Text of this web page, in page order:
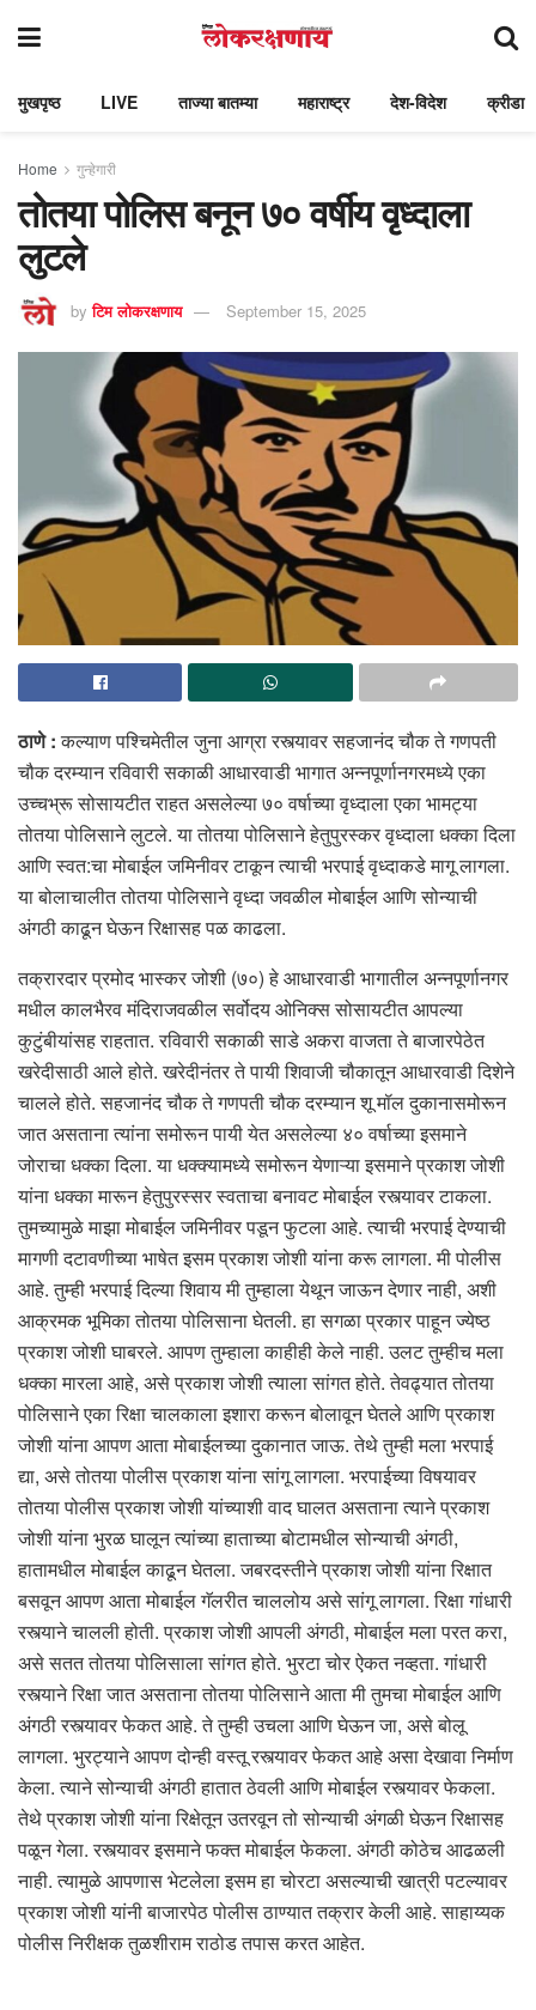
मुखपृष्ठ LIVE ताज्या बातम्या महाराष्ट्र देश-विदेश क्रीडा
Home गुन्हेगारी
तोतया पोलिस बनून ७० वर्षीय वृध्दाला
लुटले
by टिम लोकरक्षणाय September 15, 2025
ठाणे :कल्याण पश्चिमेतील जुना आग्रा रस्त्यावर सहजानंद चौक ते गणपती
चौक दरम्यान रविवारी सकाळी आधारवाडी भागात अन्नपूर्णानगरमध्ये एका
उच्चभ्रू सोसायटीत राहत असलेल्या ७० वर्षाच्या वृध्दाला एका भामट्या
तोतया पोलिसाने लुटले. या तोतया पोलिसाने हेतुपुरस्कर वृध्दाला धक्का दिला
आणि स्वत:चा मोबाईल जमिनीवर टाकून त्याची भरपाई वृध्दाकडे मागू लागला.
या बोलाचालीत तोतया पोलिसाने वृध्दा जवळील मोबाईल आणि सोन्याची
अंगठी काढून घेऊन रिक्षासह पळ काढला.
तक्रारदार प्रमोद भास्कर जोशी (७०) हे आधारवाडी भागातील अन्नपूर्णानगर
मधील कालभैरव मंदिराजवळील सर्वोदय ओनिक्स सोसायटीत आपल्या
कुटुंबीयांसह राहतात. रविवारी सकाळी साडे अकरा वाजता ते बाजारपेठेत
खरेदीसाठी आले होते. खरेदीनंतर ते पायी शिवाजी चौकातून आधारवाडी दिशेने
चालले होते. सहजानंद चौक ते गणपती चौक दरम्यान शू मॉल दुकानासमोरून
जात असताना त्यांना समोरून पायी येत असलेल्या ४० वर्षाच्या इसमाने
जोराचा धक्का दिला. या धक्क्यामध्ये समोरून येणाऱ्या इसमाने प्रकाश जोशी
यांना धक्का मारून हेतुपुरस्सर स्वताचा बनावट मोबाईल रस्त्यावर टाकला.
तुमच्यामुळे माझा मोबाईल जमिनीवर पडून फुटला आहे. त्याची भरपाई देण्याची
मागणी दटावणीच्या भाषेत इसम प्रकाश जोशी यांना करू लागला. मी पोलीस
आहे. तुम्ही भरपाई दिल्या शिवाय मी तुम्हाला येथून जाऊन देणार नाही, अशी
आक्रमक भूमिका तोतया पोलिसाना घेतली. हा सगळा प्रकार पाहून ज्येष्ठ
प्रकाश जोशी घाबरले. आपण तुम्हाला काहीही केले नाही. उलट तुम्हीच मला
धक्का मारला आहे, असे प्रकाश जोशी त्याला सांगत होते. तेवढ्यात तोतया
पोलिसाने एका रिक्षा चालकाला इशारा करून बोलावून घेतले आणि प्रकाश
जोशी यांना आपण आता मोबाईलच्या दुकानात जाऊ. तेथे तुम्ही मला भरपाई
द्या, असे तोतया पोलीस प्रकाश यांना सांगू लागला. भरपाईच्या विषयावर
तोतया पोलीस प्रकाश जोशी यांच्याशी वाद घालत असताना त्याने प्रकाश
जोशी यांना भुरळ घालून त्यांच्या हाताच्या बोटामधील सोन्याची अंगठी,
हातामधील मोबाईल काढून घेतला. जबरदस्तीने प्रकाश जोशी यांना रिक्षात
बसवून आपण आता मोबाईल गॅलरीत चाललोय असे सांगू लागला. रिक्षा गांधारी
रस्त्याने चालली होती. प्रकाश जोशी आपली अंगठी, मोबाईल मला परत करा,
असे सतत तोतया पोलिसाला सांगत होते. भुरटा चोर ऐकत नव्हता. गांधारी
रस्त्याने रिक्षा जात असताना तोतया पोलिसाने आता मी तुमचा मोबाईल आणि
अंगठी रस्त्यावर फेकत आहे. ते तुम्ही उचला आणि घेऊन जा, असे बोलू
लागला. भुरट्याने आपण दोन्ही वस्तू रस्त्यावर फेकत आहे असा देखावा निर्माण
केला. त्याने सोन्याची अंगठी हातात ठेवली आणि मोबाईल रस्त्यावर फेकला.
तेथे प्रकाश जोशी यांना रिक्षेतून उतरवून तो सोन्याची अंगळी घेऊन रिक्षासह
पळून गेला. रस्त्यावर इसमाने फक्त मोबाईल फेकला. अंगठी कोठेच आढळली
नाही. त्यामुळे आपणास भेटलेला इसम हा चोरटा असल्याची खात्री पटल्यावर
प्रकाश जोशी यांनी बाजारपेठ पोलीस ठाण्यात तक्रार केली आहे. साहाय्यक
पोलीस निरीक्षक तुळशीराम राठोड तपास करत आहेत.